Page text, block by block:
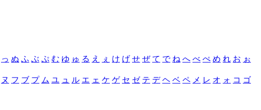
っ ぬ ふ ぶ ぷ む ゆ ゅ る え ぇ け げ せ ぜ て で ね へ べ ぺ め れ お ぉ
ヌ フ ブ プ ム ユ ュ ル エ ェ ケ ゲ セ ゼ テ デ ヘ ベ ペ メ レ オ ォ コ ゴ